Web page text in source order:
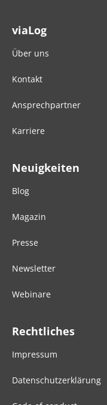
viaLog
Über uns
Kontakt
Ansprechpartner
Karriere
Neuigkeiten
Blog
Magazin
Presse
Newsletter
Webinare
Rechtliches
Impressum
Datenschutzerklärung